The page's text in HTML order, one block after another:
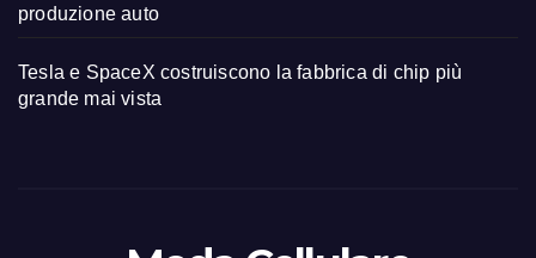
produzione auto
Tesla e SpaceX costruiscono la fabbrica di chip più
grande mai vista